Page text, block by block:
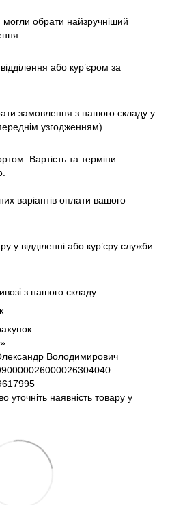
обрати найзручніший
або кур’єром за
замовлення з нашого складу у
узгодженням).
Вартість та терміни
варіантів оплати вашого
у відділенні або кур’єру служби
з нашого складу.
Володимирович
уточніть наявність товару у